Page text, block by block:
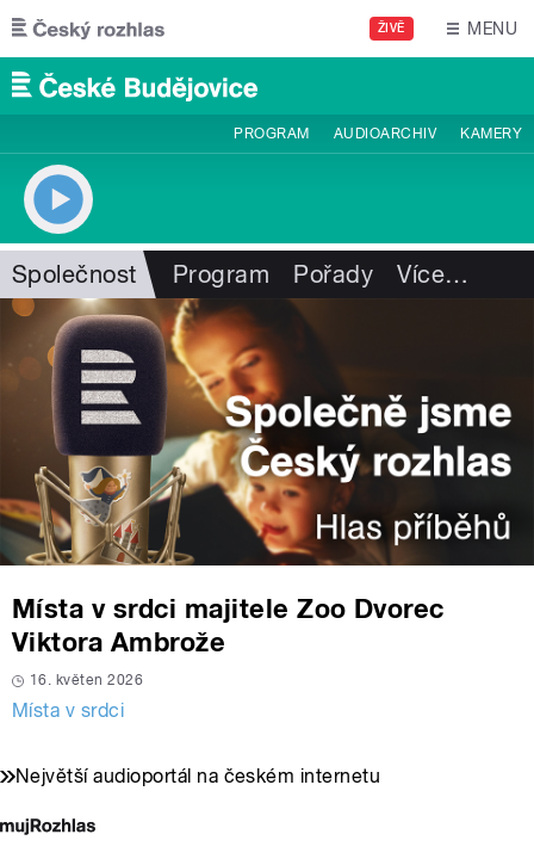
Přejít k hlavnímu obsahu
ŽIVĚ MENU
PROGRAM AUDIOARCHIV KAMERY
Společnost Program Pořady Více…
Místa v srdci majitele Zoo Dvorec
Viktora Ambrože
16. květen 2026
Místa v srdci
Největší audioportál na českém internetu